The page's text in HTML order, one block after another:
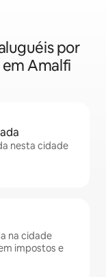
por
Amalfi
nesta cidade
na cidade
impostos e